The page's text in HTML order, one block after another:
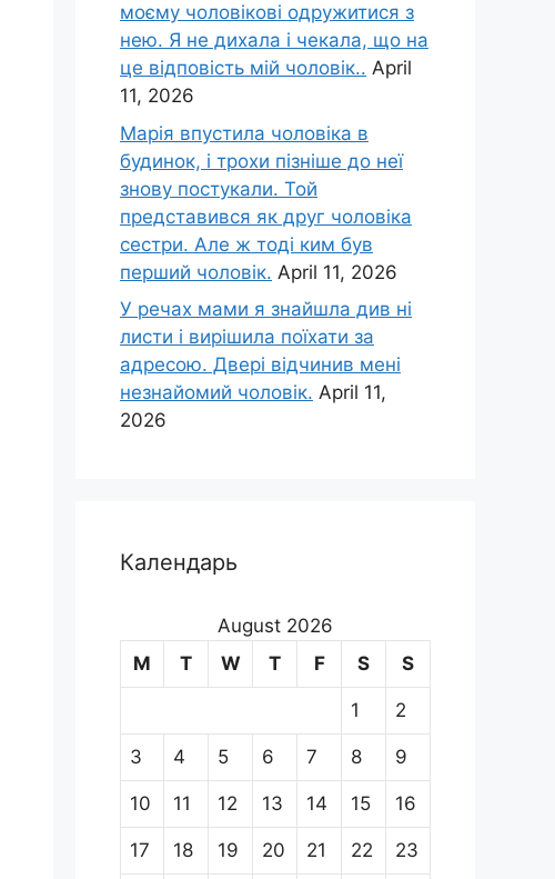
моєму чоловікові одружитися з
нею. Я не дихала і чекала, що на
це відповість мій чоловік.. April
11, 2026
Марія впустила чоловіка в
будинок, і трохи пізніше до неї
знову постукали. Той
представився як друг чоловіка
сестри. Але ж тоді ким був
перший чоловік. April 11, 2026
У речах мами я знайшла див ні
листи і вирішила поїхати за
адресою. Двері відчинив мені
незнайомий чоловік. April 11,
2026
Календарь
August 2026
M
T W T F S S
1 2
3 4 5 6 7 8 9
10 11 12 13 14 15 16
17 18 19 20 21 22 23